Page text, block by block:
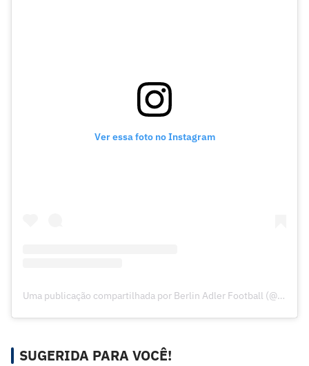
Ver essa foto no Instagram
Uma publicação compartilhada por Berlin Adler Football (@berlinadler)
SUGERIDA PARA VOCÊ!